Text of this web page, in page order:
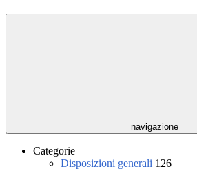
navigazione
Categorie
Disposizioni generali 126